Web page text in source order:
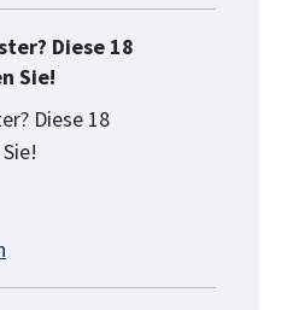
Diese 18
Sie!
Diese 18